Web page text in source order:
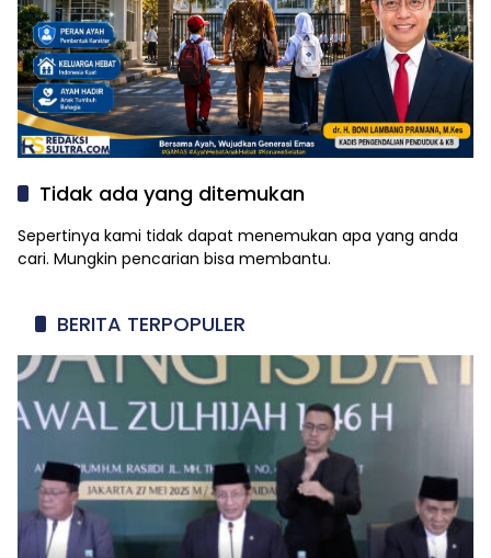
Tidak ada yang ditemukan
Sepertinya kami tidak dapat menemukan apa yang anda
cari. Mungkin pencarian bisa membantu.
BERITA TERPOPULER